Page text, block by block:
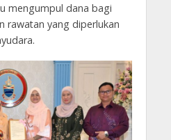
mengumpul dana bagi
rawatan yang diperlukan